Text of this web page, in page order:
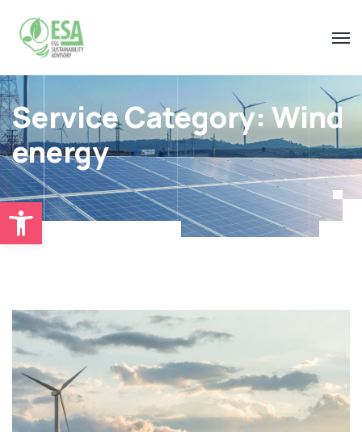
Open toolbar
Service Category:Wind
energy